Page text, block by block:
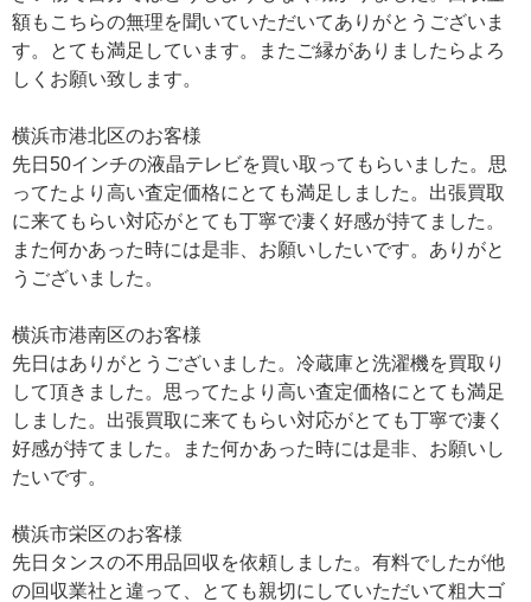
額もこちらの無理を聞いていただいてありがとうございま
す。とても満足しています。またご縁がありましたらよろ
しくお願い致します。
横浜市港北区のお客様
先日50インチの液晶テレビを買い取ってもらいました。思
ってたより高い査定価格にとても満足しました。出張買取
に来てもらい対応がとても丁寧で凄く好感が持てました。
また何かあった時には是非、お願いしたいです。ありがと
うございました。
横浜市港南区のお客様
先日はありがとうございました。冷蔵庫と洗濯機を買取り
して頂きました。思ってたより高い査定価格にとても満足
しました。出張買取に来てもらい対応がとても丁寧で凄く
好感が持てました。また何かあった時には是非、お願いし
たいです。
横浜市栄区のお客様
先日タンスの不用品回収を依頼しました。有料でしたが他
の回収業社と違って、とても親切にしていただいて粗大ゴ